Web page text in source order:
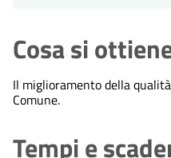
Cosa si
Il miglioramento della
Comune.
Tempi e